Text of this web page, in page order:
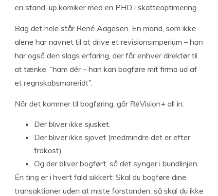
en stand-up komiker med en PHD i skatteoptimering.
Bag det hele står René Aagesen. En mand, som ikke
alene har navnet til at drive et revisionsimperium – han
har også den slags erfaring, der får enhver direktør til
at tænke, “ham dér – han kan bogføre mit firma ud af
et regnskabsmareridt”.
Når det kommer til bogføring, går RéVision+ all in:
Der bliver ikke sjusket.
Der bliver ikke sjovet (medmindre det er efter
frokost).
Og der bliver bogført, så det synger i bundlinjen.
Én ting er i hvert fald sikkert: Skal du bogføre dine
transaktioner uden at miste forstanden, så skal du ikke